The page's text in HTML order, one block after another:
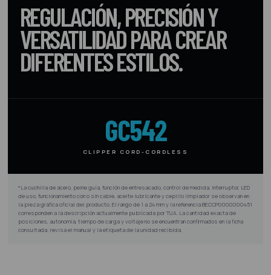
REGULACIÓN, PRECISIÓN Y
VERSATILIDAD PARA CREAR
DIFERENTES ESTILOS.
GC542
CLIPPER CORD-CORDLESS
*La cuchilla de acero, peine guía, función de entresacado, control de medida, interruptor, LED
de uso, funcionamiento con o sin cable, aceite lubricante y cepillo limpiador se observan en
la pieza gráfica oficial del producto. El rango de 1 a 24 mm y la referencia BECCP0000000451
corresponden a la descripción actualmente publicada por TUA. La cantidad exacta de
posiciones, autonomía, tiempo de carga y voltaje no se encuentran confirmados en la ficha
consultada; revisa el manual y la etiqueta de la unidad recibida.